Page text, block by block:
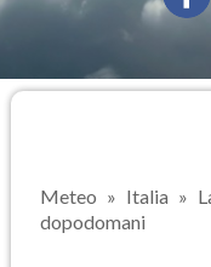
Meteo Italia
dopodomani